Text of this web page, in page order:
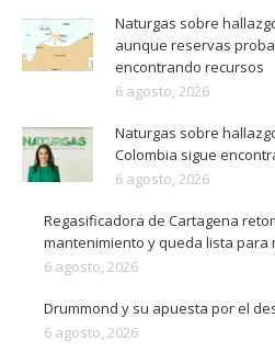
Naturgas sobre
aunque reservas
encontrando recursos
6 agosto, 2026
Naturgas sobre
Colombia sigue
6 agosto, 2026
Regasificadora de Cartagena
mantenimiento y queda lista
6 agosto, 2026
Drummond y su apuesta por el
6 agosto, 2026